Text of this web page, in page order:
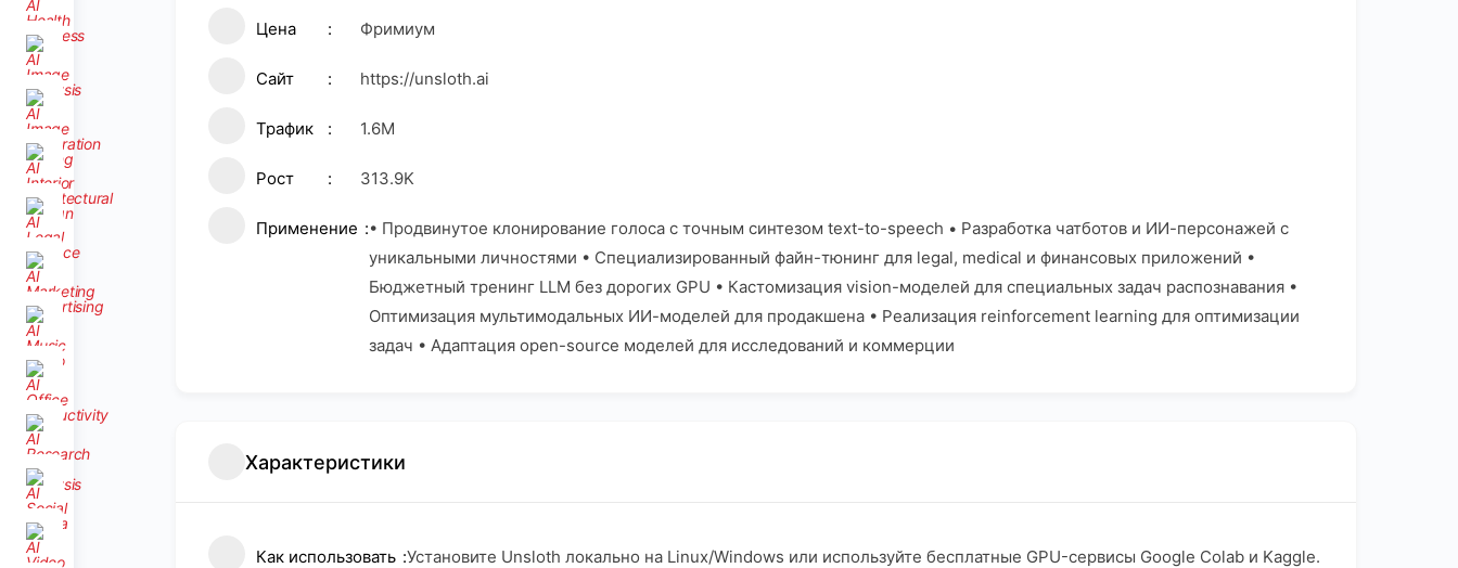
Цена Фримиум
Сайт https://unsloth.ai
Трафик 1.6M
Рост 313.9K
Применение
• Продвинутое клонирование голоса с точным синтезом text-to-speech • Разработка чатботов и ИИ-персонажей с
уникальными личностями • Специализированный файн-тюнинг для legal, medical и финансовых приложений •
Бюджетный тренинг LLM без дорогих GPU • Кастомизация vision-моделей для специальных задач распознавания •
Оптимизация мультимодальных ИИ-моделей для продакшена • Реализация reinforcement learning для оптимизации
задач • Адаптация open-source моделей для исследований и коммерции
Характеристики
Как использовать Установите Unsloth локально на Linux/Windows или используйте бесплатные GPU-сервисы Google Colab и Kaggle.